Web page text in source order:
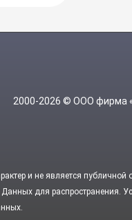
2000-2026 © ООО фирма
и не является
для распространения.